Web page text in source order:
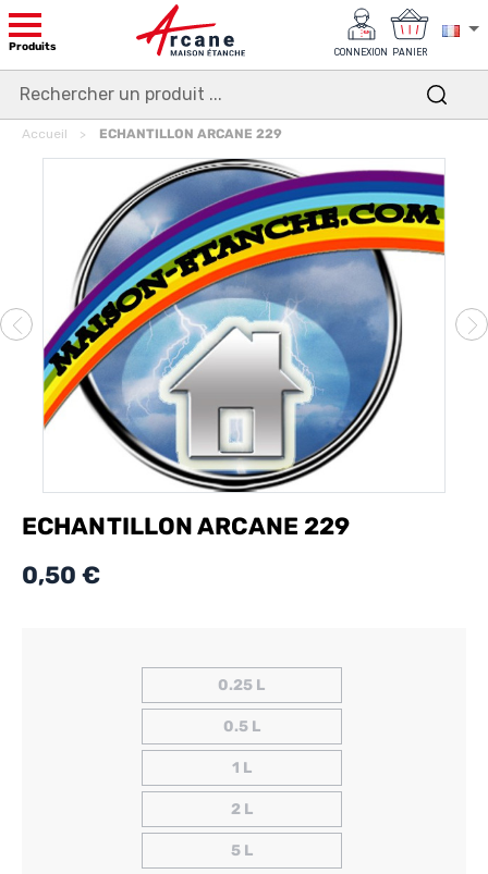
Produits CONNEXION PANIER
Accueil ECHANTILLON ARCANE 229
ECHANTILLON ARCANE 229
0,50 €
0.25 L
0.5 L
1 L
2 L
5 L